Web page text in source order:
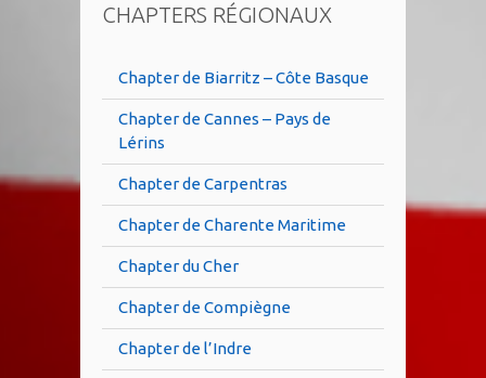
CHAPTERS RÉGIONAUX
Chapter de Biarritz – Côte Basque
Chapter de Cannes – Pays de
Lérins
Chapter de Carpentras
Chapter de Charente Maritime
Chapter du Cher
Chapter de Compiègne
Chapter de l’Indre